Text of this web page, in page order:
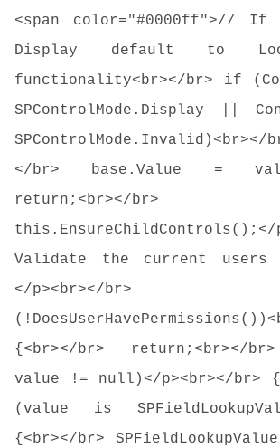
<span color="#0000ff">// If
Display default to
functionality<br></br> if
SPControlMode.Display ||
</br> base.Value =
return;<br></
Validate the current users
</p><br></
{<br></br> return;<br></
value != null)</p><br></br>
(value is
{<br></br>